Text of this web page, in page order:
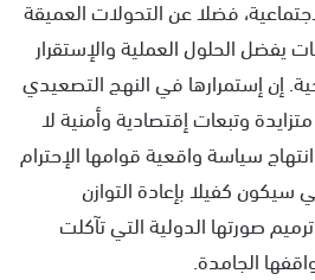
فضلا عن التحولات العميقة
يفضل الحلول العملية والإستقرار
إن إستمرارها في النهج التصعيدي
وتبعات إقتصادية وأمنية لا
سياسة واقعية قوامها الإحترام
سيكون كفيلا بإعادة التوازن
صورتها الدولية التي تآكلت
الجامدة.